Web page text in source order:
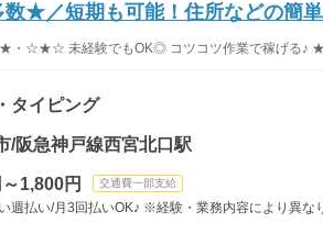
数★／短期も可能！住所などの簡
未経験でもOK◎ コツコツ作業で稼げ
タイピング
/阪急神戸線西宮北口駅
1,800円 交通費一部支給
週払い/月3回払いOK♪ ※経験・業務内容により異